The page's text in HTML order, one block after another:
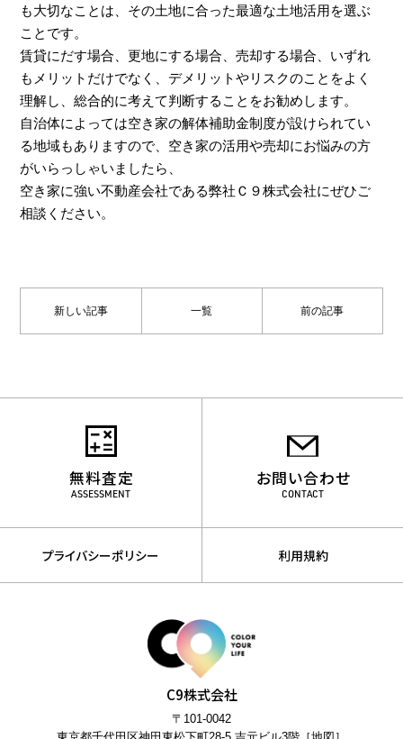
も大切なことは、その土地に合った最適な土地活用を選ぶ
ことです。
賃貸にだす場合、更地にする場合、売却する場合、いずれ
もメリットだけでなく、デメリットやリスクのことをよく
理解し、総合的に考えて判断することをお勧めします。
自治体によっては空き家の解体補助金制度が設けられてい
る地域もありますので、空き家の活用や売却にお悩みの方
がいらっしゃいましたら、
空き家に強い不動産会社である弊社Ｃ９株式会社にぜひご
相談ください。
新しい記事 一覧 前の記事
無料査定
ASSESSMENT
お問い合わせ
CONTACT
プライバシーポリシー 利用規約
C9株式会社
〒101-0042